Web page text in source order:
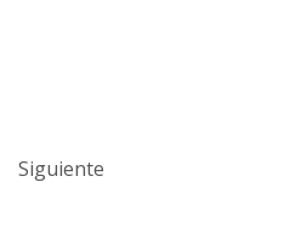
Siguiente